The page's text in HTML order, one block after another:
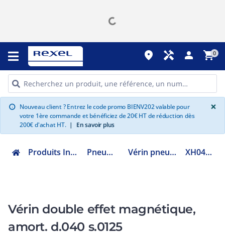
place handyman person shopping_cart0
info Nouveau client ? Entrez le code promo BIENV202 valable pour
votre 1ère commande et bénéficiez de 20€ HT de réduction dès
200€ d'achat HT. | En savoir plus
×
Produits Industriels Pneumatique Vérin pneumatique XH0400125
Vérin double effet magnétique,
amort. d.040 s.0125